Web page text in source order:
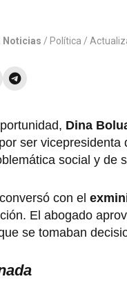
Noticias / Política /
Dina
ser
social y de
con el
El abogado
se tomaban